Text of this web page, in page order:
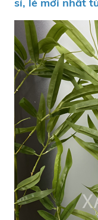
sỉ, lẻ mới nhất